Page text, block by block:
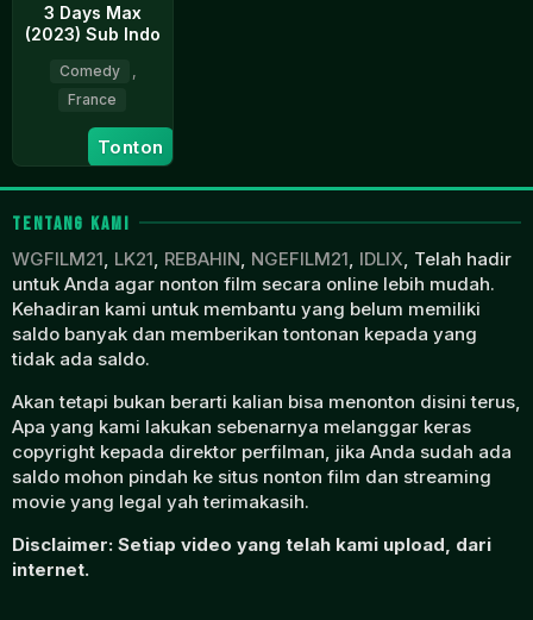
3 Days Max
(2023) Sub Indo
Comedy
France
25
Oct
2023
Tarek
Boudali
Tonton
TENTANG KAMI
WGFILM21, LK21, REBAHIN, NGEFILM21, IDLIX, Telah hadir
untuk Anda agar nonton film secara online lebih mudah.
Kehadiran kami untuk membantu yang belum memiliki
saldo banyak dan memberikan tontonan kepada yang
tidak ada saldo.
Akan tetapi bukan berarti kalian bisa menonton disini terus,
Apa yang kami lakukan sebenarnya melanggar keras
copyright kepada direktor perfilman, jika Anda sudah ada
saldo mohon pindah ke situs nonton film dan streaming
movie yang legal yah terimakasih.
Disclaimer: Setiap video yang telah kami upload, dari
internet.